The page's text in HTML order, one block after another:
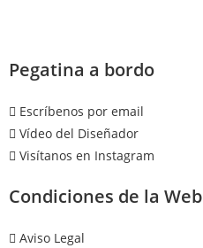
Pegatina a bordo
Escríbenos por email
Vídeo del Diseñador
Visítanos en Instagram
Condiciones de la Web
Aviso Legal